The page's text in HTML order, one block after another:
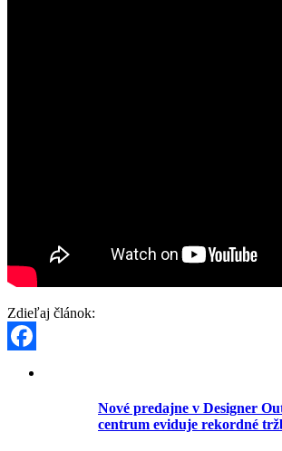
Zdieľaj článok:
Nové predajne v Designer
centrum eviduje rekordné